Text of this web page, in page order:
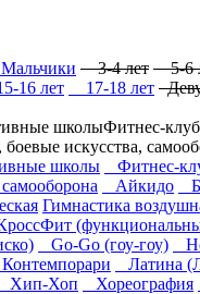
Мальчики 3-4 лет 5-6
16 лет 17-18 лет
школыФитнес-
боевые искусства,
школы Фитнес-
Айкидо
Гимнастика
Go-Go (гоу-гоу)
Латина
Хип-Хоп Хореография